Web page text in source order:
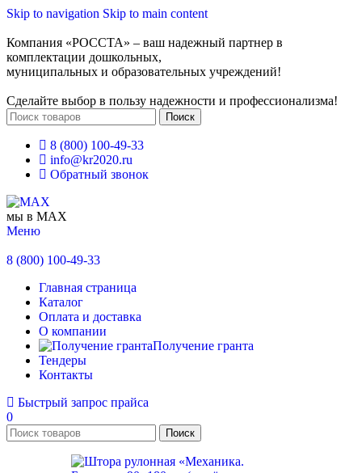
Skip to navigation Skip to main content
Компания «РОССТА» – ваш надежный партнер в
комплектации дошкольных,
муниципальных и образовательных учреждений!
Сделайте выбор в пользу надежности и профессионализма!
Поиск
8 (800) 100-49-33
info@kr2020.ru
Обратный звонок
мы в MAX
Меню
8 (800) 100-49-33
Главная страница
Каталог
Оплата и доставка
О компании
Получение гранта
Тендеры
Контакты
Быстрый запрос прайса
0
Поиск